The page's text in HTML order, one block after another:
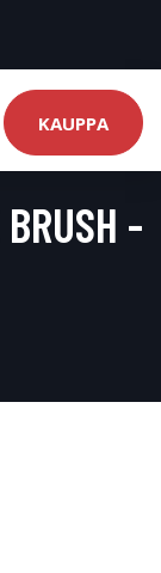
KAUPPA
-